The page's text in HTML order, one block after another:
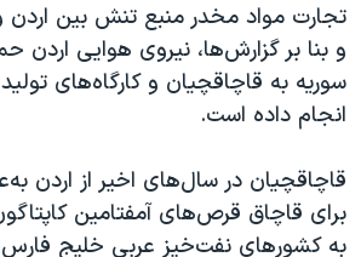
تجارت مواد مخدر منبع تنش بین اردن
و بنا بر گزارش‌ها، نیروی هوایی اردن
سوریه به قاچاقچیان و کارگاه‌های
انجام داده است.
قاچاقچیان در سال‌های اخیر از اردن
برای قاچاق قرص‌های آمفتامین
به کشورهای نفت‌خیز عربی خلیج فارس،